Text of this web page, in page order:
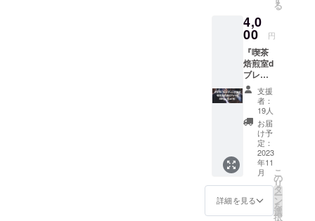
の郵送
もしく
は店頭
でのお
渡しと
なりま
す。 サ
イズ：
68mm
90mm
(ステッ
カー本
体) 素
材：塩
化ビ
る
4,0
00 円
『喫茶
焙煎室d
ブレン
ド』
コー
ヒー豆
(豆or
300g。
中煎り
でマイ
ルドな
風味の
クラウ
ドファ
支援
者：
19人
お届
け予
定：
2023
年11
月
詳細を見る
こ
の
リ
タ
ー
ン
を
選
択